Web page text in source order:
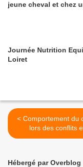
jeune cheval et chez
Journée Nutrition
Loiret
< Comportement du chien
lors des conflits
conséquences
Hébergé par Overblog